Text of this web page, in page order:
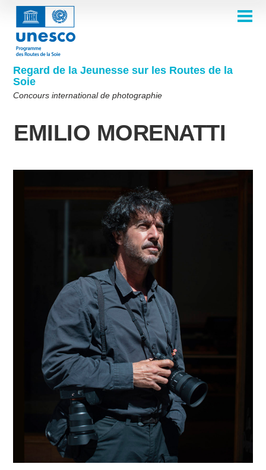
Aller
contenu
principal
Regard de la Jeunesse sur les Routes de la
Soie
Concours international de photographie
Main
navigation Concours 2026
Foire aux questions
COMITÉ DE SÉLECTION
Comité de sélection 2024
Comité de sélection 2021
Comité de sélection 2019
Comité de sélection 2018
THÈMES
Thème 7e édition
Thèmes 4e édition
Thèmes 3e édition
Thèmes 2e édition
Thèmes 1ère édition
Albums photos
Lauréats 2023
Lauréats 2022
Lauréats 2021
Lauréats 2019-2020
Lauréats 2018
LAURÉATS 2025
English Français
العربية
中文 فارسی
Korean
Supported by
User
account
menu
Se connecter
PARTICIPER
EMILIO MORENATTI